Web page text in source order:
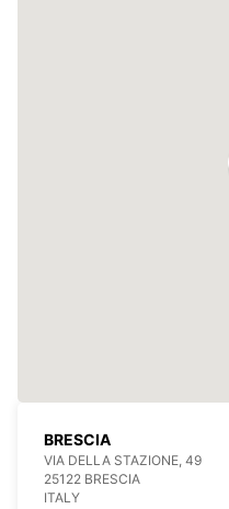
BRESCIA
VIA DELLA STAZIONE, 49
25122 BRESCIA
ITALY